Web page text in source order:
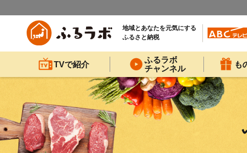
地域とあなたを元気にする
ふるさと納税
TVで紹介
ふるラボ
チャンネル
も